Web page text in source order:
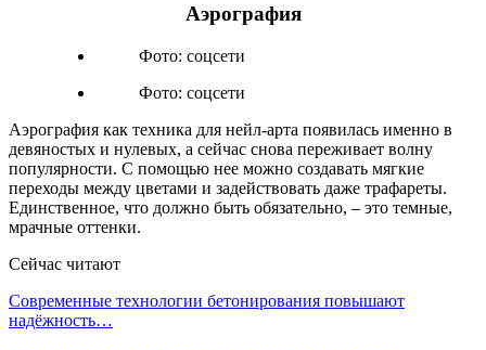
Аэрография
Фото: соцсети
Фото: соцсети
Аэрография как техника для нейл-арта появилась именно в
девяностых и нулевых, а сейчас снова переживает волну
популярности. С помощью нее можно создавать мягкие
переходы между цветами и задействовать даже трафареты.
Единственное, что должно быть обязательно, – это темные,
мрачные оттенки.
Сейчас читают
Современные технологии бетонирования повышают
надёжность…